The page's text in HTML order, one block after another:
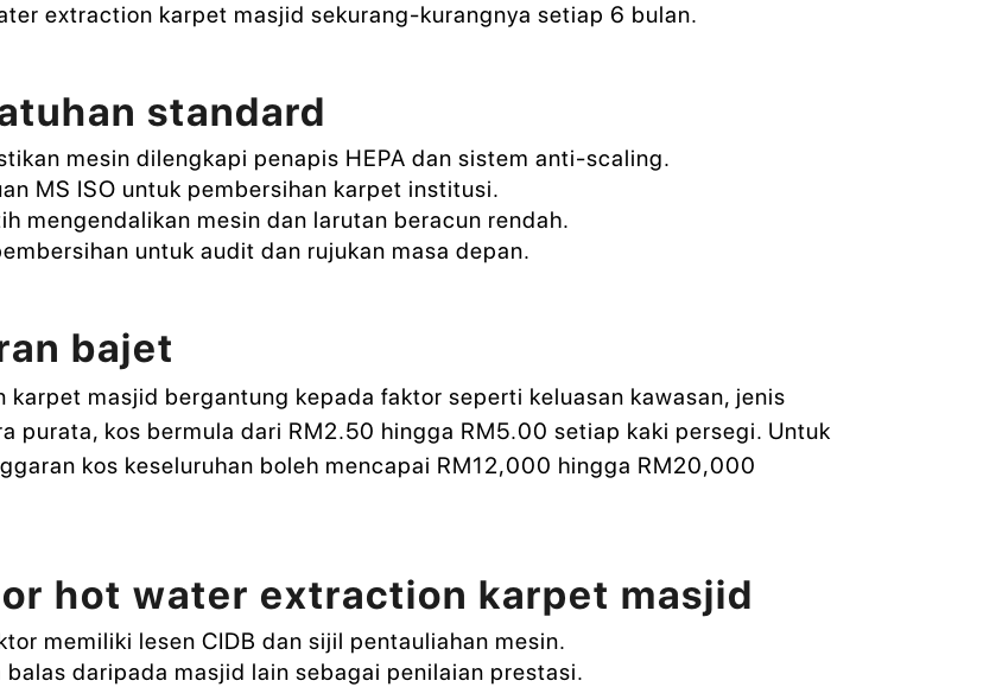
extraction karpet masjid sekurang-kurangnya setiap 6 bulan.
standard
mesin dilengkapi penapis HEPA dan sistem anti-scaling.
MS ISO untuk pembersihan karpet institusi.
mengendalikan mesin dan larutan beracun rendah.
untuk audit dan rujukan masa depan.
bajet
masjid bergantung kepada faktor seperti keluasan kawasan, jenis
purata, kos bermula dari RM2.50 hingga RM5.00 setiap kaki persegi. Untuk
kos keseluruhan boleh mencapai RM12,000 hingga RM20,000
hot water extraction karpet masjid
memiliki lesen CIDB dan sijil pentauliahan mesin.
balas daripada masjid lain sebagai penilaian prestasi.